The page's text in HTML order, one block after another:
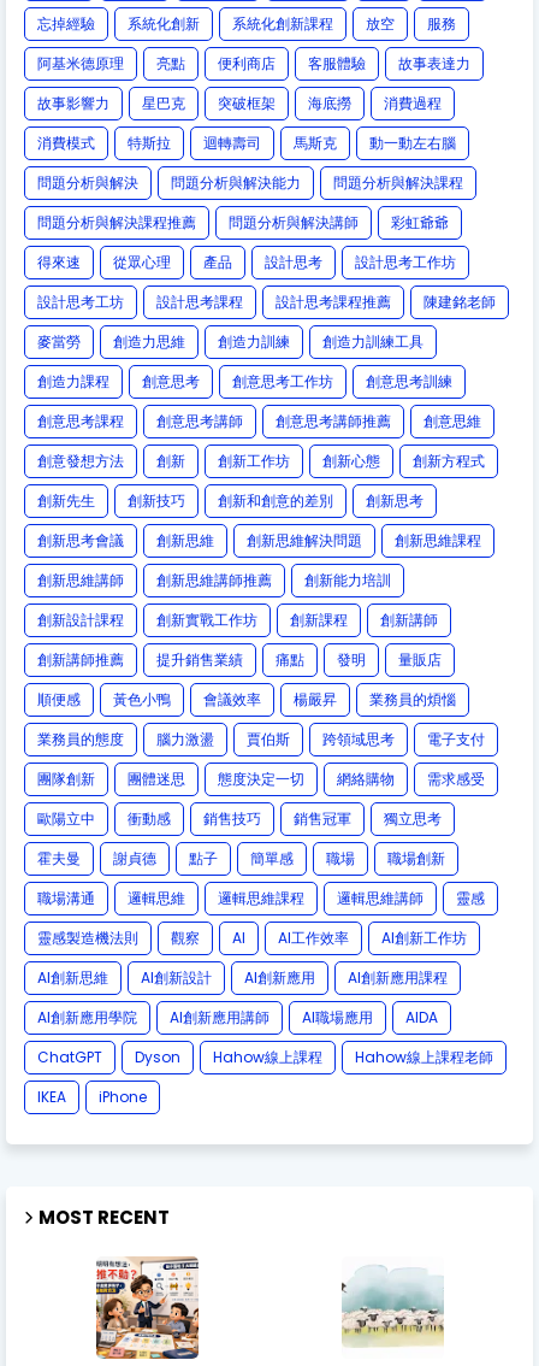
忘掉經驗
系統化創新 系統化創新課程 放空
服務
阿基米德原理
亮點 便利商店 客服體驗
故事表達力
故事影響力
星巴克 突破框架 海底撈
消費過程
消費模式
特斯拉 迴轉壽司 馬斯克
動一動左右腦
問題分析與解決
問題分析與解決能力
問題分析與解決課程
問題分析與解決課程推薦
問題分析與解決講師
彩虹爺爺
得來速
從眾心理 產品 設計思考
設計思考工作坊
設計思考工坊
設計思考課程 設計思考課程推薦
陳建銘老師
麥當勞
創造力思維 創造力訓練
創造力訓練工具
創造力課程
創意思考 創意思考工作坊
創意思考訓練
創意思考課程
創意思考講師 創意思考講師推薦
創意思維
創意發想方法
創新 創新工作坊 創新心態
創新方程式
創新先生
創新技巧 創新和創意的差別
創新思考
創新思考會議
創新思維 創新思維解決問題
創新思維課程
創新思維講師
創新思維講師推薦
創新能力培訓
創新設計課程
創新實戰工作坊 創新課程
創新講師
創新講師推薦
提升銷售業績 痛點 發明
量販店
順便感
黃色小鴨 會議效率 楊嚴昇
業務員的煩惱
業務員的態度
腦力激盪 賈伯斯 跨領域思考
電子支付
團隊創新
團體迷思 態度決定一切 網絡購物
需求感受
歐陽立中
衝動感 銷售技巧 銷售冠軍
獨立思考
霍夫曼
謝貞德 點子 簡單感 職場
職場創新
職場溝通
邏輯思維 邏輯思維課程 邏輯思維講師
靈感
靈感製造機法則
觀察 AI AI工作效率
AI創新工作坊
AI創新思維
AI創新設計 AI創新應用
AI創新應用課程
AI創新應用學院
AI創新應用講師 AI職場應用
AIDA
ChatGPT
Dyson Hahow線上課程
Hahow線上課程老師
IKEA
iPhone
MOST RECENT